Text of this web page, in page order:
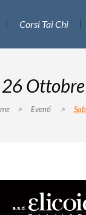
Corsi Tai Chi
26
> Eventi >